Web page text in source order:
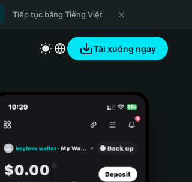
Tiếp tục bằng Tiếng Việt
Tải xuống ngay